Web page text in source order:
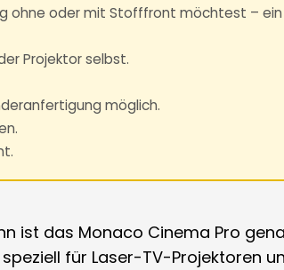
ohne oder mit Stofffront möchtest – ein
Projektor selbst.
möglich.
ist das Monaco Cinema Pro
für Laser-TV-Projektoren